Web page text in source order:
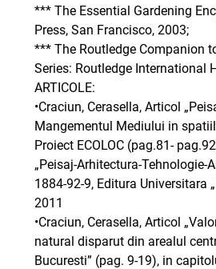
*** The Essential Gardening
Press, San Francisco, 2003;
*** The Routledge Companion
Series: Routledge International
ARTICOLE:
•Craciun, Cerasella, Articol
Mangementul Mediului in
Proiect ECOLOC (pag.81-
„Peisaj-Arhitectura-Tehnologie-
1884-92-9, Editura Universitara
2011
•Craciun, Cerasella, Articol
natural disparut din arealul
Bucuresti” (pag. 9-19), in